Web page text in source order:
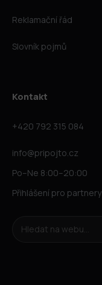
Reklamační řád
Slovník pojmů
Kontakt
+420 792 315 084
info@pripojto.cz
Po–Ne 8:00–20:00
Přihlášení pro partnery
Hledat na webu